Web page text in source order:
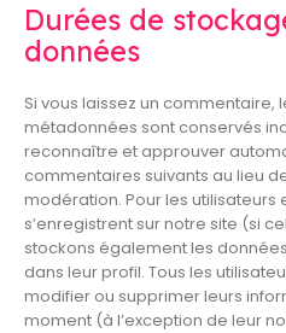
Durées de
données
Si vous laissez un commentaire,
métadonnées sont conservés
reconnaître et approuver
commentaires suivants au lieu
modération. Pour les utilisateurs
s’enregistrent sur notre site (si
stockons également les
dans leur profil. Tous les
modifier ou supprimer leurs
moment (à l’exception de leur